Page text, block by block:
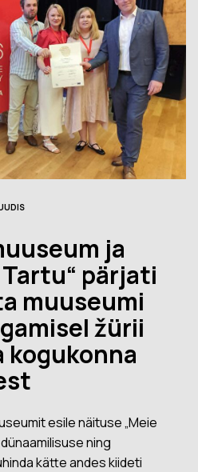
ja
pärjati
muuseumi
žürii
kogukonna
esile näituse „Meie
ning
kätte andes kiideti